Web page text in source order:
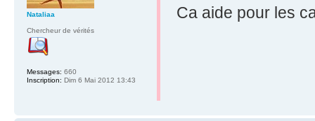
Ca aide pour les
Nataliaa
Chercheur de vérités
Messages: 660
Inscription: Dim 6 Mai 2012 13:43